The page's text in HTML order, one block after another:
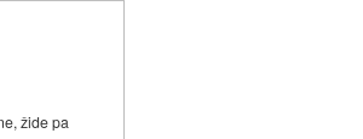
žide pa